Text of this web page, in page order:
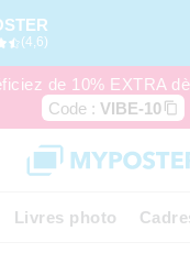
(4,6)
de 10% EXTRA
Code : VIBE-10
Livres photo